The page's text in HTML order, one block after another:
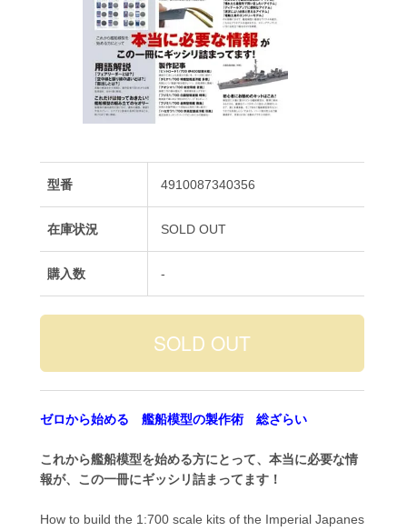
型番 4910087340356
在庫状況 SOLD OUT
購入数 -
ゼロから始める 艦船模型の製作術 総ざらい
これから艦船模型を始める方にとって、本当に必要な情
報が、この一冊にギッシリ詰まってます！
How to build the 1:700 scale kits of the Imperial Japanes